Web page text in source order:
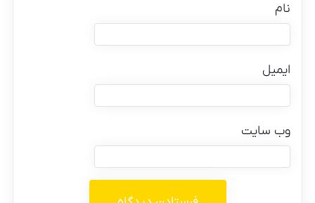
نام
ایمیل
وب‌ سایت